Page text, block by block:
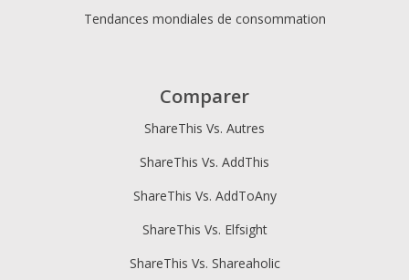
Tendances mondiales de consommation
Comparer
ShareThis Vs. Autres
ShareThis Vs. AddThis
ShareThis Vs. AddToAny
ShareThis Vs. Elfsight
ShareThis Vs. Shareaholic